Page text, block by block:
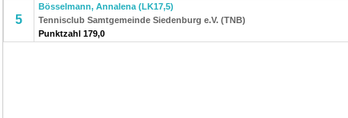
5
Bösselmann, Annalena (LK17,5)
Tennisclub Samtgemeinde Siedenburg e.V. (TNB)
Punktzahl 179,0